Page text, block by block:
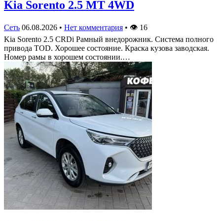
Kia Sorento 2.5 MT 4WD
Сеть 06.08.2026 • Нет комментария • 👁 16
Kia Sorento 2.5 CRDi Рамный внедорожник. Система полного
привода TOD. Хорошее состояние. Краска кузова заводская.
Номер рамы в хорошем состоянии.…